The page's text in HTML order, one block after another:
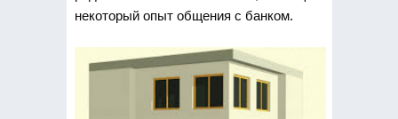
некоторый опыт общения с банком.